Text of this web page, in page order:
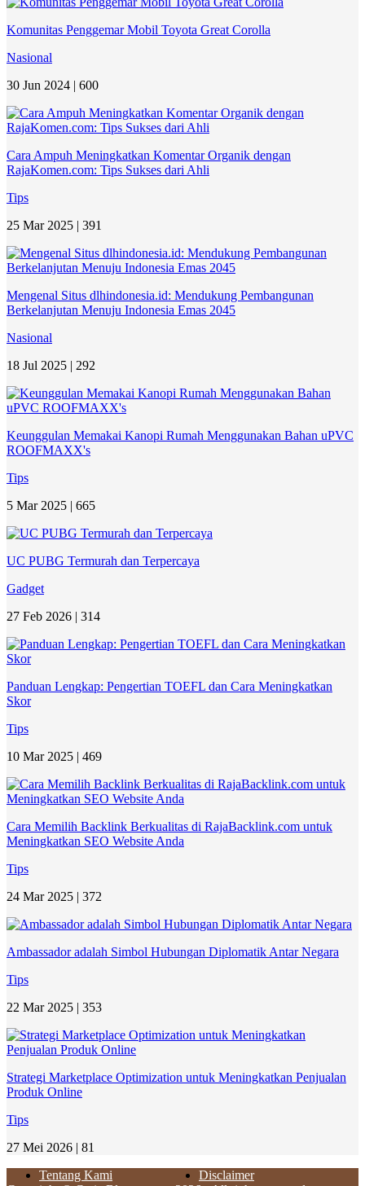
Komunitas Penggemar Mobil Toyota Great Corolla
Nasional
30 Jun 2024 | 600
Cara Ampuh Meningkatkan Komentar Organik dengan
RajaKomen.com: Tips Sukses dari Ahli
Tips
25 Mar 2025 | 391
Mengenal Situs dlhindonesia.id: Mendukung Pembangunan
Berkelanjutan Menuju Indonesia Emas 2045
Nasional
18 Jul 2025 | 292
Keunggulan Memakai Kanopi Rumah Menggunakan Bahan uPVC
ROOFMAXX's
Tips
5 Mar 2025 | 665
UC PUBG Termurah dan Terpercaya
Gadget
27 Feb 2026 | 314
Panduan Lengkap: Pengertian TOEFL dan Cara Meningkatkan
Skor
Tips
10 Mar 2025 | 469
Cara Memilih Backlink Berkualitas di RajaBacklink.com untuk
Meningkatkan SEO Website Anda
Tips
24 Mar 2025 | 372
Ambassador adalah Simbol Hubungan Diplomatik Antar Negara
Tips
22 Mar 2025 | 353
Strategi Marketplace Optimization untuk Meningkatkan Penjualan
Produk Online
Tips
27 Mei 2026 | 81
Tentang Kami
Disclaimer